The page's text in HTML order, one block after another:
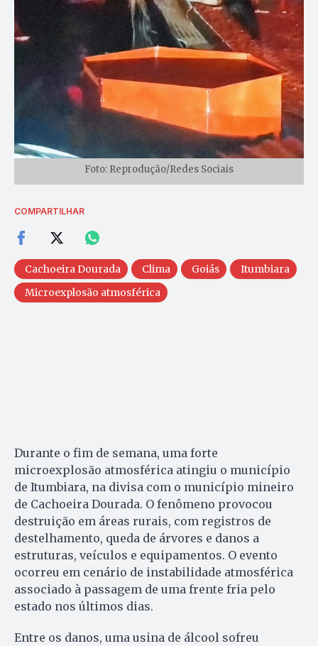
Foto: Reprodução/Redes Sociais
COMPARTILHAR
Cachoeira Dourada Clima Goiás
Itumbiara
Microexplosão atmosférica
Durante o fim de semana, uma forte
microexplosão atmosférica atingiu o município
de Itumbiara, na divisa com o município mineiro
de Cachoeira Dourada. O fenômeno provocou
destruição em áreas rurais, com registros de
destelhamento, queda de árvores e danos a
estruturas, veículos e equipamentos. O evento
ocorreu em cenário de instabilidade atmosférica
associado à passagem de uma frente fria pelo
estado nos últimos dias.
Entre os danos, uma usina de álcool sofreu